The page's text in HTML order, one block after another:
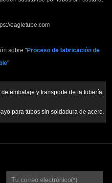
eagletube.com
sobre "Proceso de fabricación de
"
embalaje y transporte de la tubería
para tubos sin soldadura de acero